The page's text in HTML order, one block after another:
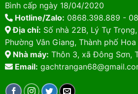
Bình cấp ngày 18/04/2020
Hotline/Zalo: 0868.398.889 -
Địa chỉ: Số nhà 22B, Lý Tự
Phường Vân Giang, Thành phố
Nhà máy: Thôn 3, xã Đông Sơn,
Email: